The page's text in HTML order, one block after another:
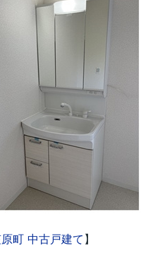
町 中古戸建て】